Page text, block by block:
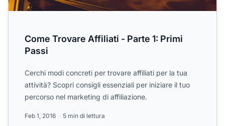
Come Trovare Affiliati - Parte 1: Primi
Passi
Cerchi modi concreti per trovare affiliati per la tua
attività? Scopri consigli essenziali per iniziare il tuo
percorso nel marketing di affiliazione.
Feb 1, 2016 5 min di lettura